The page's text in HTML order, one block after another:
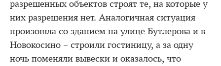
разрешенных объектов строят те, на которые у
них разрешения нет. Аналогичная ситуация
произошла со зданием на улице Бутлерова и в
Новокосино – строили гостиницу, а за одну
ночь поменяли вывески и оказалось, что